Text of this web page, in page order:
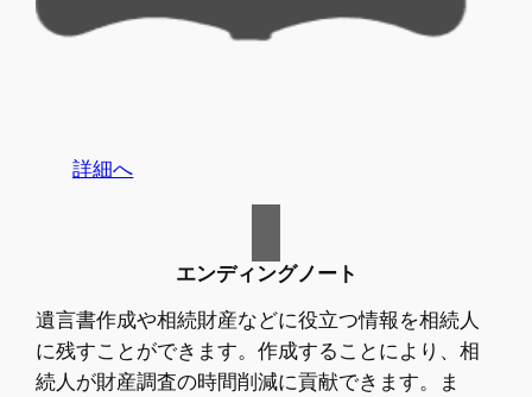
詳細へ
エンディングノート
遺言書作成や相続財産などに役立つ情報を相続人
に残すことができます。作成することにより、相
続人が財産調査の時間削減に貢献できます。ま